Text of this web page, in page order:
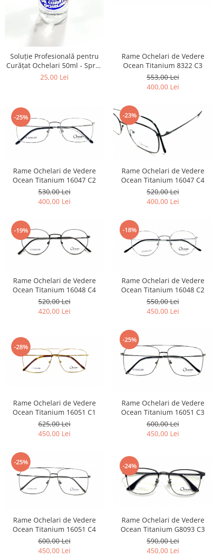
Lentile 1.60
Lentile 1.67
Lentile 1.74
Lentile 1.76 AS
Lentile Heliomate ( Fotocromatice
Fara
Lentile cu Antireflex
Lentile Bifocale
Strabism )
Lentile destinate Conducatorilor
ESSILOR Stellest
Browline
Dreptunghiulari
Trapez
Material
Plastic + Acetat
Metal
Silicon
Lemn
Carbon / Metal
Metal ( Aluminum )
Metal + Plastic
Ultem
Ana Hickmann
Blumarine
Carolina Herrera
Cazal
Cubista
Diesel
Escada
Furla
Gucci
Guess
Hugo Boss
J.F.Rey
Jean Louis Bertier
Soluție Profesională pentru
Curățat Ochelari 50ml - Spray
Anti-Urme pentru Lentile,
25,00 Lei
Rame Ochelari de Vedere
Ocean Titanium 8322 C3
553,00 Lei
400,00 Lei
-25%
Rame Ochelari de Vedere
Ocean Titanium 16047 C2
530,00 Lei
400,00 Lei
-23%
Rame Ochelari de Vedere
Ocean Titanium 16047 C4
520,00 Lei
400,00 Lei
-19%
Rame Ochelari de Vedere
Ocean Titanium 16048 C4
520,00 Lei
420,00 Lei
-18%
Rame Ochelari de Vedere
Ocean Titanium 16048 C2
550,00 Lei
450,00 Lei
-28%
Rame Ochelari de Vedere
Ocean Titanium 16051 C1
625,00 Lei
450,00 Lei
-25%
Rame Ochelari de Vedere
Ocean Titanium 16051 C3
600,00 Lei
450,00 Lei
-25%
Rame Ochelari de Vedere
Ocean Titanium 16051 C4
600,00 Lei
450,00 Lei
-24%
Rame Ochelari de Vedere
Ocean Titanium G8093 C3
590,00 Lei
450,00 Lei